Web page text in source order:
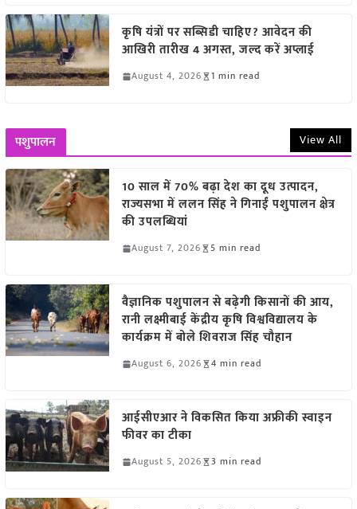
कृषि यंत्रों पर सब्सिडी चाहिए? आवेदन की
आखिरी तारीख 4 अगस्त, जल्द करें अप्लाई
August 4, 2026 1 min read
पशुपालन View All
10 साल में 70% बढ़ा देश का दूध उत्पादन,
राज्यसभा में ललन सिंह ने गिनाईं पशुपालन क्षेत्र
की उपलब्धियां
August 7, 2026 5 min read
वैज्ञानिक पशुपालन से बढ़ेगी किसानों की आय,
रानी लक्ष्मीबाई केंद्रीय कृषि विश्वविद्यालय के
कार्यक्रम में बोले शिवराज सिंह चौहान
August 6, 2026 4 min read
आईसीएआर ने विकसित किया अफ्रीकी स्वाइन
फीवर का टीका
August 5, 2026 3 min read